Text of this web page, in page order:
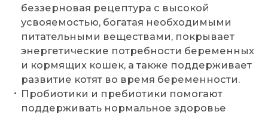
беззерновая рецептура с высокой
усвояемостью, богатая необходимыми
питательными веществами, покрывает
энергетические потребности беременных
и кормящих кошек, а также поддерживает
развитие котят во время беременности.
Пробиотики и пребиотики помогают
поддерживать нормальное здоровье